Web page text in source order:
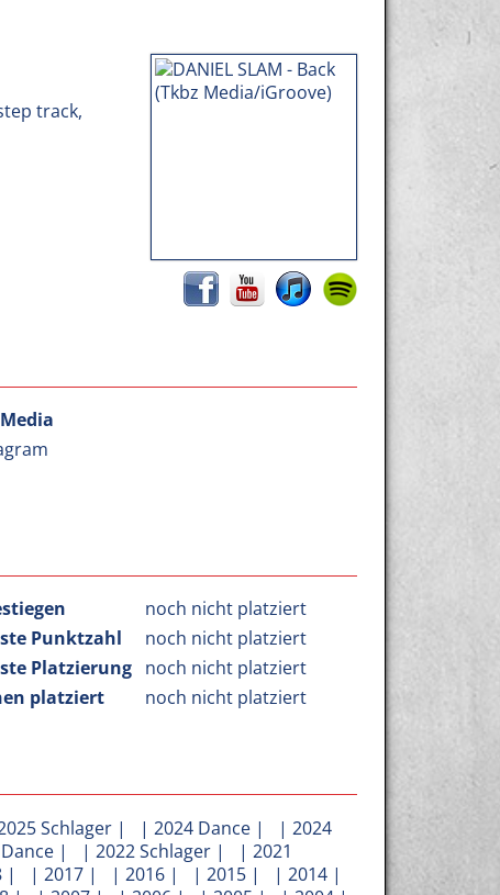
track,
noch nicht platziert
Punktzahl
noch nicht platziert
Platzierung noch nicht platziert
platziert
noch nicht platziert
Schlager | | 2024 Dance | | 2024
| | 2022 Schlager | | 2021
| | 2017 | | 2016 | | 2015 | | 2014 |